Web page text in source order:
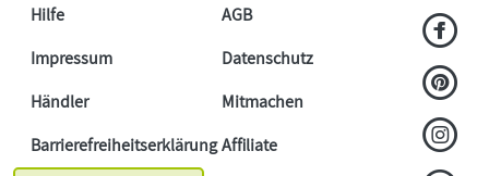
Hilfe
AGB
Impressum
Datenschutz
Händler
Mitmachen
BarrierefreiheitserklärungAffiliate